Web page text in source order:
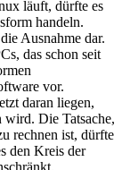
läuft, dürfte es
handeln.
Ausnahme dar.
das schon seit
vor.
daran liegen,
Die Tatsache,
rechnen ist, dürfte
den Kreis der